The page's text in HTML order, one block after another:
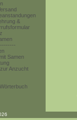
&
Samen
Anzucht